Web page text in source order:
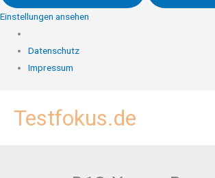
Einstellungen ansehen
Datenschutz
Impressum
InhaltTestfokus.de